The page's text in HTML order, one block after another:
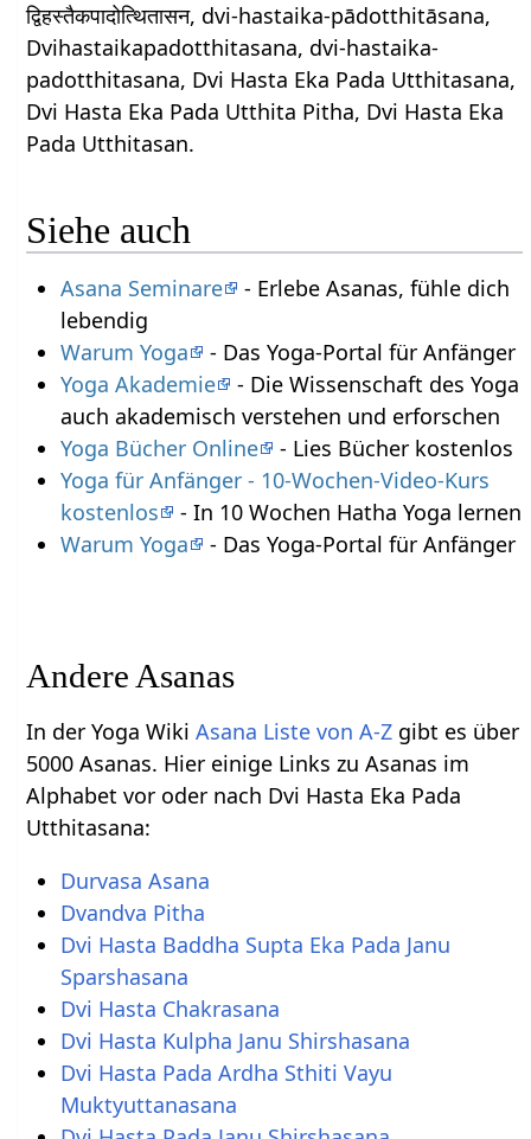
द्विहस्तैकपादोत्थितासन, dvi-hastaika-pādotthitāsana,
Dvihastaikapadotthitasana, dvi-hastaika-
padotthitasana, Dvi Hasta Eka Pada Utthitasana,
Dvi Hasta Eka Pada Utthita Pitha, Dvi Hasta Eka
Pada Utthitasan.
Siehe auch
Asana Seminare
- Erlebe Asanas, fühle dich
lebendig
Warum Yoga
- Das Yoga-Portal für Anfänger
Yoga Akademie
- Die Wissenschaft des Yoga
auch akademisch verstehen und erforschen
Yoga Bücher Online
- Lies Bücher kostenlos
Yoga für Anfänger - 10-Wochen-Video-Kurs
kostenlos
- In 10 Wochen Hatha Yoga lernen
Warum Yoga
- Das Yoga-Portal für Anfänger
Andere Asanas
In der Yoga WikiAsana Liste von A-Z gibt es über
5000 Asanas. Hier einige Links zu Asanas im
Alphabet vor oder nach Dvi Hasta Eka Pada
Utthitasana:
Durvasa Asana
Dvandva Pitha
Dvi Hasta Baddha Supta Eka Pada Janu
Sparshasana
Dvi Hasta Chakrasana
Dvi Hasta Kulpha Janu Shirshasana
Dvi Hasta Pada Ardha Sthiti Vayu
Muktyuttanasana